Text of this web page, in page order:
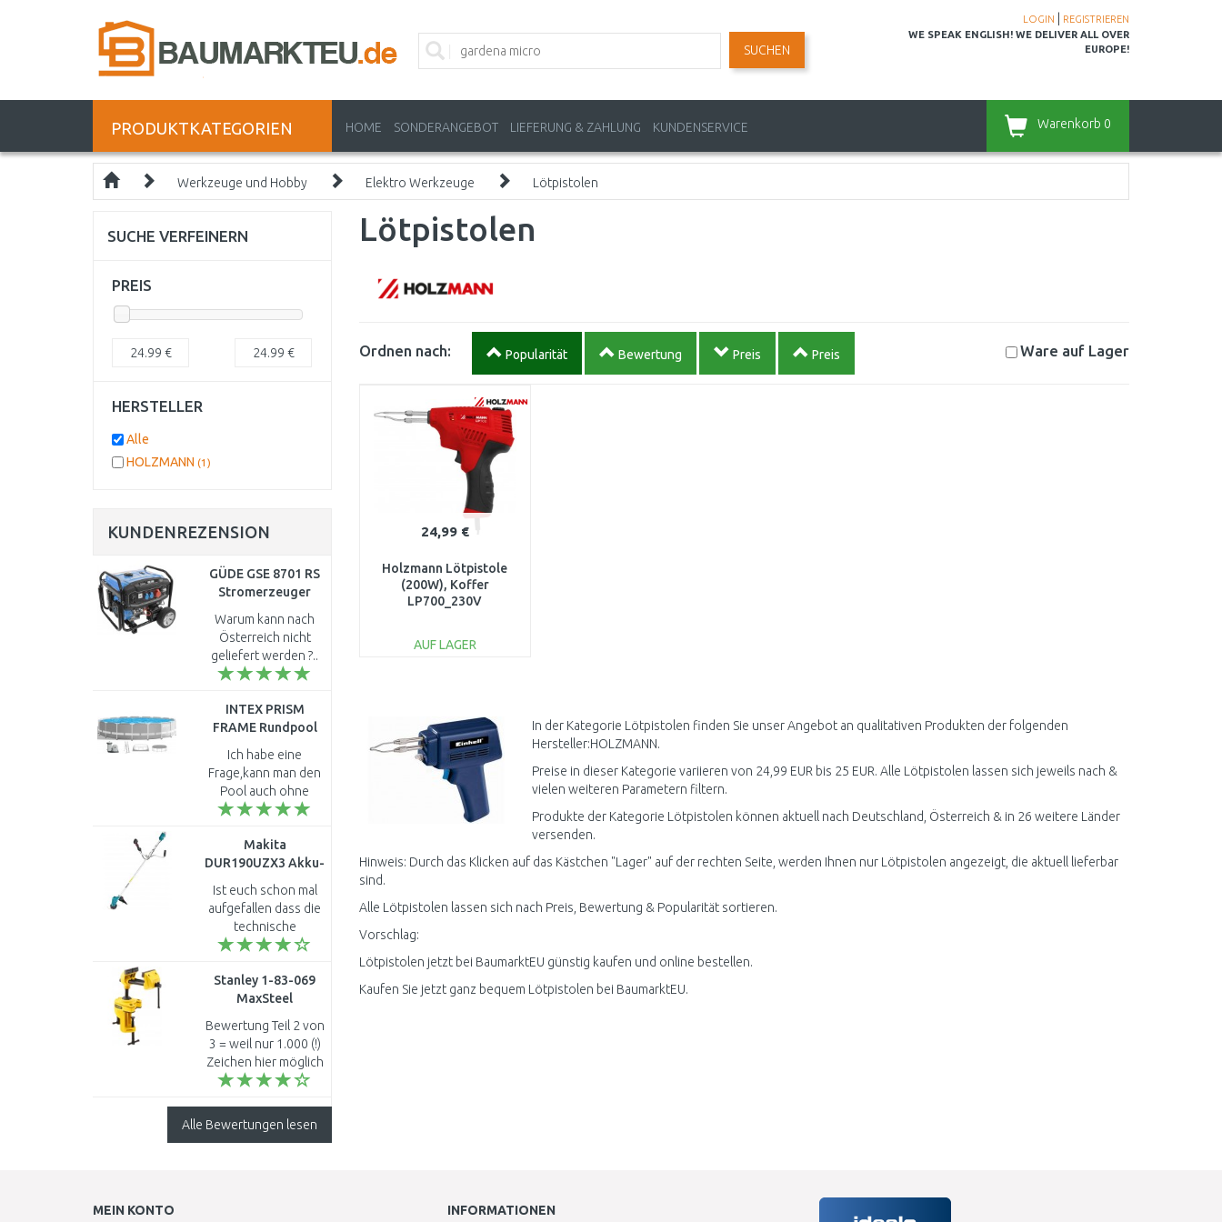
LOGIN
REGISTRIEREN
WE SPEAK ENGLISH! WE DELIVER ALL OVER
EUROPE!
SUCHEN
PRODUKTKATEGORIEN HOME SONDERANGEBOT LIEFERUNG & ZAHLUNG KUNDENSERVICE Warenkorb 0
Werkzeuge und Hobby Elektro Werkzeuge Lötpistolen
Lötpistolen
Ordnen nach: Popularität Bewertung Preis Preis Ware auf Lager
24,99 €
Holzmann Lötpistole
(200W), Koffer
LP700_230V
AUF LAGER
Vergleichen
In der Kategorie Lötpistolen finden Sie unser Angebot an qualitativen Produkten der folgenden
Hersteller:HOLZMANN.
Preise in dieser Kategorie variieren von 24,99 EUR bis 25 EUR. Alle Lötpistolen lassen sich jeweils nach &
vielen weiteren Parametern filtern.
Produkte der Kategorie Lötpistolen können aktuell nach Deutschland, Österreich & in 26 weitere Länder
versenden.
Hinweis: Durch das Klicken auf das Kästchen "Lager" auf der rechten Seite, werden Ihnen nur Lötpistolen angezeigt, die aktuell lieferbar
sind.
Alle Lötpistolen lassen sich nach Preis, Bewertung & Popularität sortieren.
Vorschlag:
Lötpistolen jetzt bei BaumarktEU günstig kaufen und online bestellen.
Kaufen Sie jetzt ganz bequem Lötpistolen bei BaumarktEU.
SUCHE VERFEINERN
PREIS
24.99 € 24.99 €
HERSTELLER
Alle
HOLZMANN (1)
KUNDENREZENSION
GÜDE GSE 8701 RS
Stromerzeuger
40731
Warum kann nach
Österreich nicht
geliefert werden ?..
INTEX PRISM
FRAME Rundpool
549 × 122 cm mit
Kartuschenfilteranlage
12V 26732GN
Ich habe eine
Frage,kann man den
Pool auch ohne
Leiter und Pumpe
würde er kosten ?..
Makita
DUR190UZX3 Akku-
Rasentrimmer, ohne
Akku, ohne
Ladegerät
Ist euch schon mal
aufgefallen dass die
technische
Beschreibung vom
UZX3 die eines
Staubsaugers ist ..
Stanley 1-83-069
MaxSteel
Multiachsen
Schraubstock
Bewertung Teil 2 von
3 = weil nur 1.000 (!)
Zeichen hier möglich
sind - Wie primitiv!
Schatten : Um die
Spannvorrichtung ..
Alle Bewertungen lesen
MEIN KONTO INFORMATIONEN